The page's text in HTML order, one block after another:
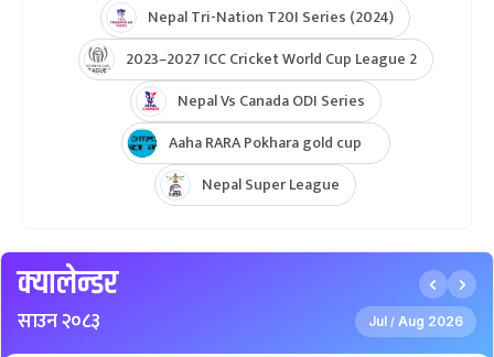
Nepal Tri-Nation T20I Series (2024)
2023–2027 ICC Cricket World Cup League 2
Nepal Vs Canada ODI Series
Aaha RARA Pokhara gold cup
Nepal Super League
क्यालेन्डर
साउन २०८३ Jul / Aug 2026